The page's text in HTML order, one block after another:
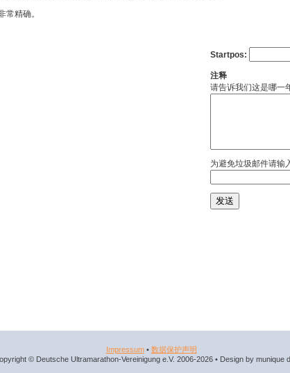
常精确。
Startpos:
注释
请告诉我们这是哪一
为避免垃圾邮件请输
Impressum• 数据​保护​声明
© Deutsche Ultramarathon-Vereinigung e.V. 2006-2026 • Design by munique